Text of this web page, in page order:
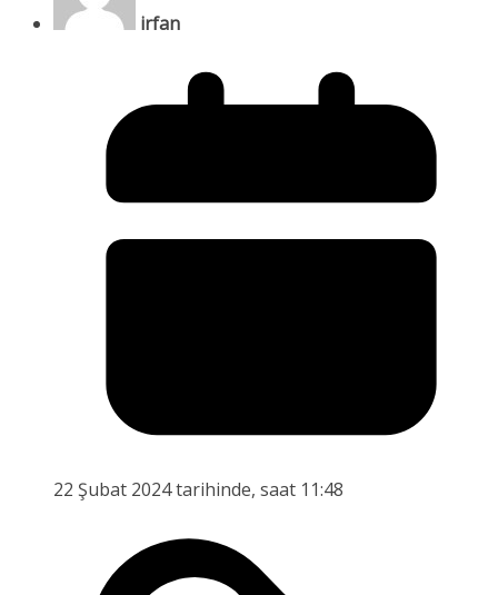
irfan
22 Şubat 2024 tarihinde, saat 11:48